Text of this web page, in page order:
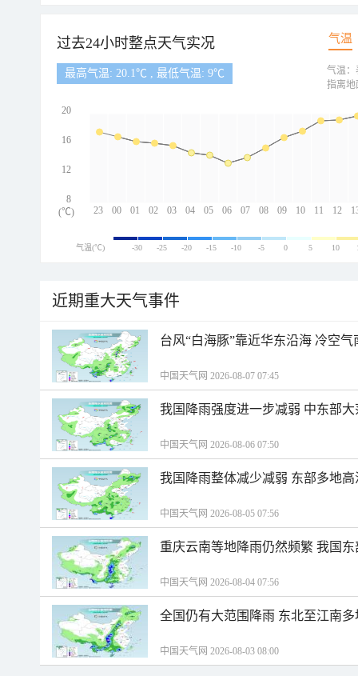
过去24小时整点天气实况 气温
最高气温: 20.1℃ , 最低气温: 9℃
23 00 01 02 03 04 05 06 07 08 09 10 11 12
20
16
12
8
(℃)
气温：
指离地
气温(℃) -30 -25 -20 -15 -10 -5 0 5 10
近期重大天气事件
台风“白海豚”靠近华东沿海 冷空
中国天气网 2026-08-07 07:45
我国降雨强度进一步减弱 中东部
中国天气网 2026-08-06 07:50
我国降雨整体减少减弱 东部多地
中国天气网 2026-08-05 07:56
重庆云南等地降雨仍然频繁 我国
中国天气网 2026-08-04 07:56
全国仍有大范围降雨 东北至江南
中国天气网 2026-08-03 08:00